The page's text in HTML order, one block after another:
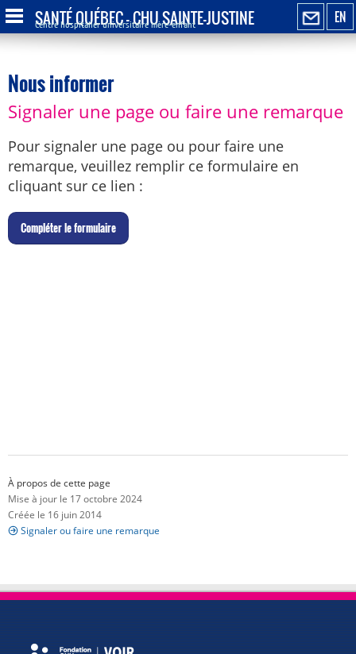
EN
SANTÉ QUÉBEC - CHU SAINTE-JUSTINE
Centre hospitalier universitaire mère-enfant
Nous informer
Signaler une page ou faire une remarque
Pour signaler une page ou pour faire une
remarque, veuillez remplir ce formulaire en
cliquant sur ce lien :
Compléter le formulaire
À propos de cette page
Mise à jour le 17 octobre 2024
Créée le 16 juin 2014
Signaler ou faire une remarque